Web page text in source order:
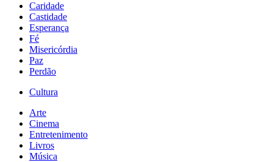
Caridade
Castidade
Esperança
Fé
Misericórdia
Paz
Perdão
Cultura
Arte
Cinema
Entretenimento
Livros
Música